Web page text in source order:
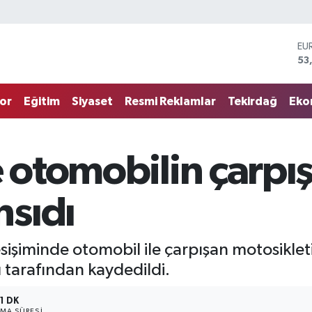
Eğitim Siyaset Resmi Reklamlar Tekirdağ
otomobil ile çarpışan
tarafından kaydedildi.
1 DK